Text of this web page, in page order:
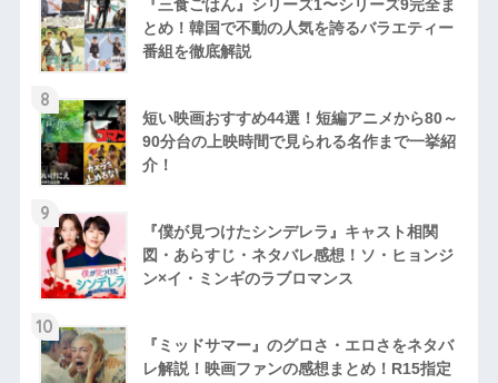
『三食ごはん』シリーズ1〜シリーズ9完全ま
とめ！韓国で不動の人気を誇るバラエティー
番組を徹底解説
8
短い映画おすすめ44選！短編アニメから80～
90分台の上映時間で見られる名作まで一挙紹
介！
9
『僕が見つけたシンデレラ』キャスト相関
図・あらすじ・ネタバレ感想！ソ・ヒョンジ
ン×イ・ミンギのラブロマンス
10
『ミッドサマー』のグロさ・エロさをネタバ
レ解説！映画ファンの感想まとめ！R15指定